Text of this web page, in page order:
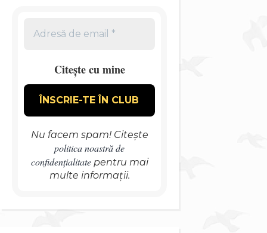
Citește cu mine
Nu facem spam! Citește
politica noastră de
confidențialitatepentru mai
multe informații.